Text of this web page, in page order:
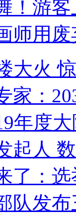
！游客
师用
大火
家：
年度
起人
了：
队发